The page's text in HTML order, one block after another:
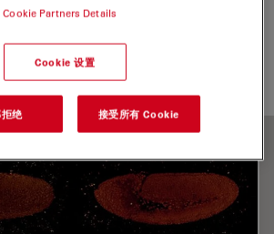
官和3D细胞培养
Partners Details
Cookie 设置
绝 接受所有 Cookie